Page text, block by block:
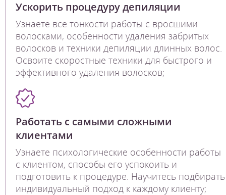
Ускорить процедуру депиляции
Узнаете все тонкости работы с вросшими
волосками, особенности удаления забритых
волосков и техники депиляции длинных волос.
Освоите скоростные техники для быстрого и
эффективного удаления волосков;
Работать с самыми сложными
клиентами
Узнаете психологические особенности работы
с клиентом, способы его успокоить и
подготовить к процедуре. Научитесь подбирать
индивидуальный подход к каждому клиенту;